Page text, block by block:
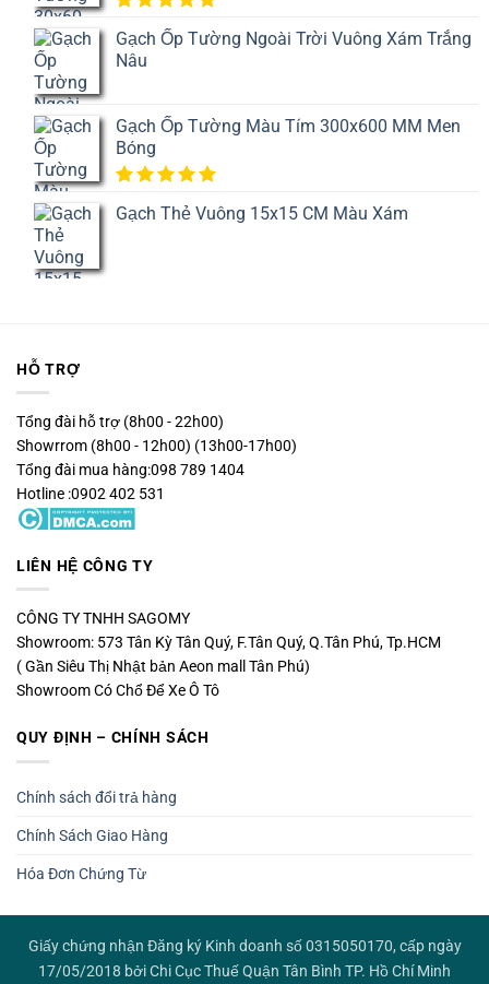
trên
5 dựa
trên
Gạch Ốp Tường Ngoài Trời Vuông Xám Trắng
Nâu
Gạch Ốp Tường Màu Tím 300x600 MM Men
Bóng
5 dựa
Gạch Thẻ Vuông 15x15 CM Màu Xám
HỖ TRỢ
Tổng đài hỗ trợ (8h00 - 22h00)
Showrrom (8h00 - 12h00) (13h00-17h00)
Tổng đài mua hàng:098 789 1404
Hotline :0902 402 531
LIÊN HỆ CÔNG TY
CÔNG TY TNHH SAGOMY
Showroom: 573 Tân Kỳ Tân Quý, F.Tân Quý, Q.Tân Phú, Tp.HCM
( Gần Siêu Thị Nhật bản Aeon mall Tân Phú)
Showroom Có Chổ Để Xe Ô Tô
QUY ĐỊNH – CHÍNH SÁCH
Chính sách đổi trả hàng
Chính Sách Giao Hàng
Hóa Đơn Chứng Từ
Giấy chứng nhận Đăng ký Kinh doanh số 0315050170, cấp ngày
17/05/2018 bởi Chi Cục Thuế Quận Tân Bình TP. Hồ Chí Minh